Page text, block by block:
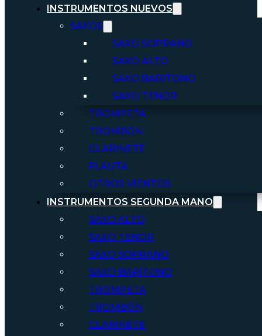
INSTRUMENTOS NUEVOS
SAXOS
SAXO SOPRANO
SAXO ALTO
SAXO BARITONO
SAXO TENOR
TROMPETA
TROMBÓN
CLARINETE
FLAUTA
OTROS VIENTOS
INSTRUMENTOS SEGUNDA MANO
SAXO ALTO
SAXO TENOR
SAXO SOPRANO
SAXO BARÍTONO
TROMPETA
TROMBÓN
CLARINETE